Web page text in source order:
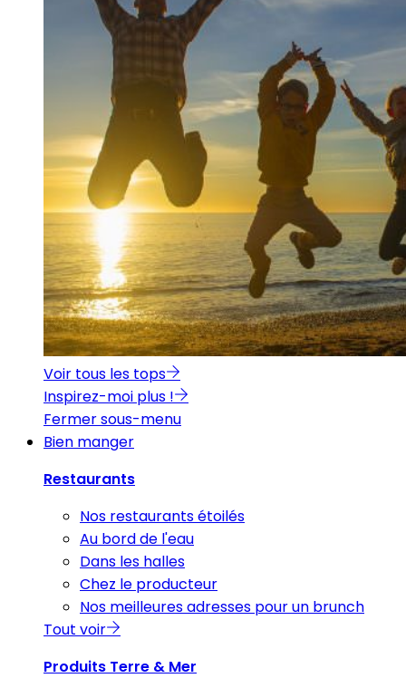
Voir tous les tops
Inspirez-moi plus !
Fermer sous-menu
Bien manger
Restaurants
Nos restaurants étoilés
Au bord de l'eau
Dans les halles
Chez le producteur
Nos meilleures adresses pour un brunch
Tout voir
Produits Terre & Mer